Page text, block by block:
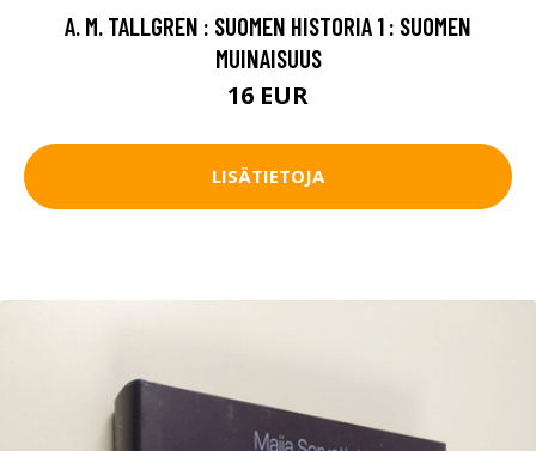
A. M. TALLGREN : SUOMEN HISTORIA 1 : SUOMEN
MUINAISUUS
16 EUR
LISÄTIETOJA